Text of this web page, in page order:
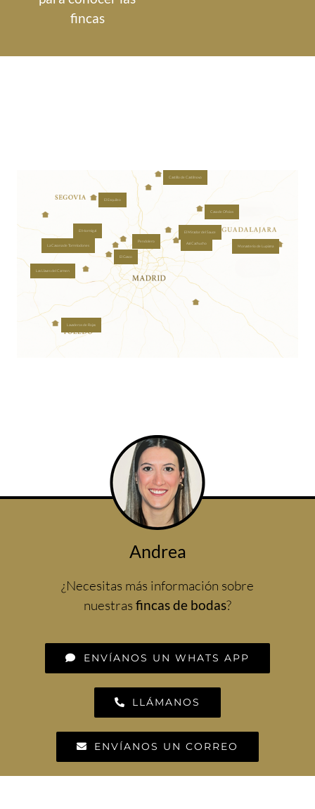
fincas
Las Llaves del Carmen
Casa de Oficios
El Esquileo
El Hormigal
Pendolero
La Casona de Torrelodones
El Gasco
El Mirador del Sauce
Aal Cachucho
Monasterio de Lupiana
Castillo de Castilnovo
Lavaderos de Rojas
Andrea
¿Necesitas más información sobre
nuestras fincas de bodas?
ENVÍANOS UN WHATS APP
LLÁMANOS
ENVÍANOS UN CORREO